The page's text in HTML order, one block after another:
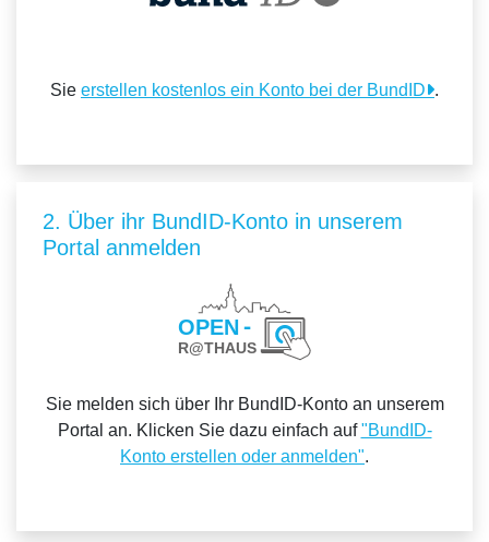
Sie erstellen kostenlos ein Konto bei der BundID .
2. Über ihr BundID-Konto in unserem
Portal anmelden
Sie melden sich über Ihr BundID-Konto an unserem
Portal an. Klicken Sie dazu einfach auf"BundID-
Konto erstellen oder anmelden".